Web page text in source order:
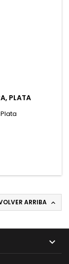
PLATA
ARRIBA 
